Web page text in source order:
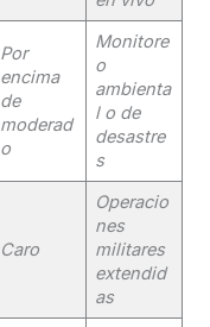
Por
encima
de
moderad
o
Monitore
o
ambienta
l o de
desastre
s
Caro
Operacio
nes
militares
extendid
as